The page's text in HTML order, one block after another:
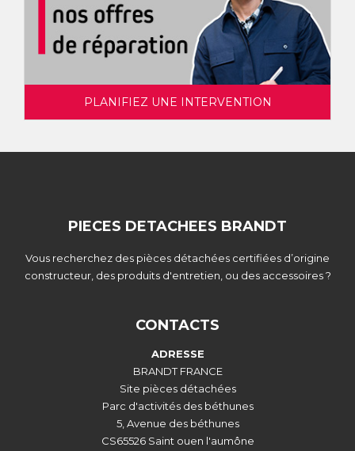
PLANIFIEZ UNE INTERVENTION
PIECES DETACHEES BRANDT
Vous recherchez des pièces détachées certifiées d’origine
constructeur, des produits d'entretien, ou des accessoires ?
CONTACTS
ADRESSE
BRANDT FRANCE
Site pièces détachées
Parc d'activités des béthunes
5, Avenue des béthunes
CS65526 Saint ouen l'aumône